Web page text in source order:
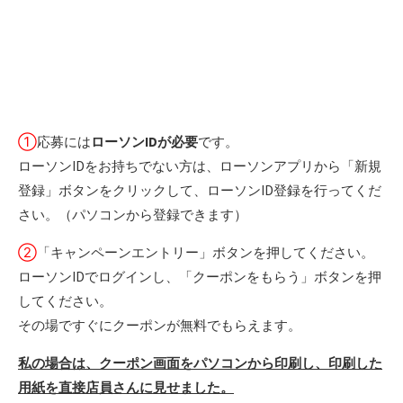
①応募にはローソンIDが必要です。
ローソンIDをお持ちでない方は、ローソンアプリから「新規
登録」ボタンをクリックして、ローソンID登録を行ってくだ
さい。（パソコンから登録できます）
② 「キャンペーンエントリー」ボタンを押してください。
ローソンIDでログインし、「クーポンをもらう」ボタンを押
してください。
その場ですぐにクーポンが無料でもらえます。
私の場合は、クーポン画面をパソコンから印刷し、印刷した
用紙を直接店員さんに見せました。